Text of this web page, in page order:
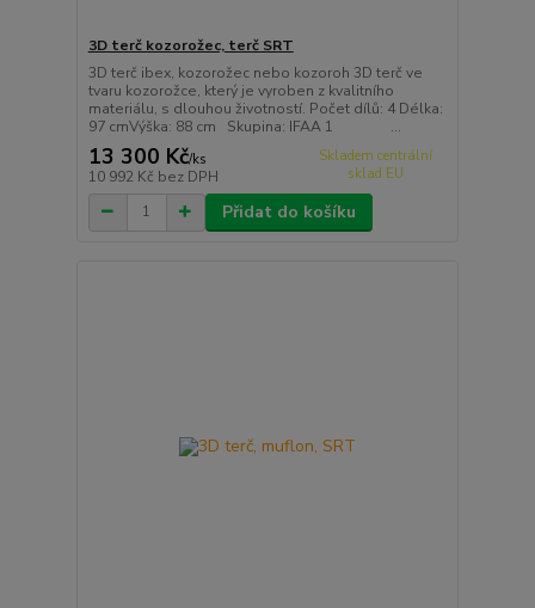
3D terč kozorožec, terč SRT
3D terč ibex, kozorožec nebo kozoroh 3D terč ve
tvaru kozorožce, který je vyroben z kvalitního
materiálu, s dlouhou životností. Počet dílů: 4 Délka:
97 cmVýška: 88 cm Skupina: IFAA 1 ...
13 300 Kč/ks
10 992 Kč bez DPH
Skladem centrální
sklad EU
Přidat do košíku